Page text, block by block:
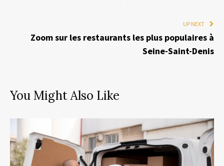
UP NEXT
Zoom sur les restaurants les plus populaires à
Seine-Saint-Denis
You Might Also Like